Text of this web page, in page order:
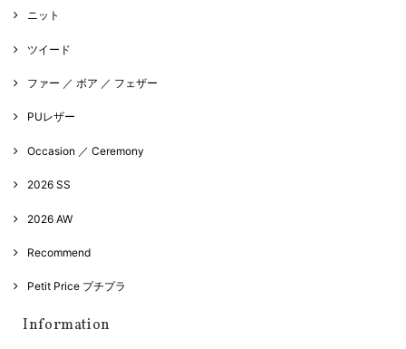
ニット
ツイード
ファー ／ ボア ／ フェザー
PUレザー
Occasion ／ Ceremony
2026 SS
2026 AW
Recommend
Petit Price プチプラ
Information